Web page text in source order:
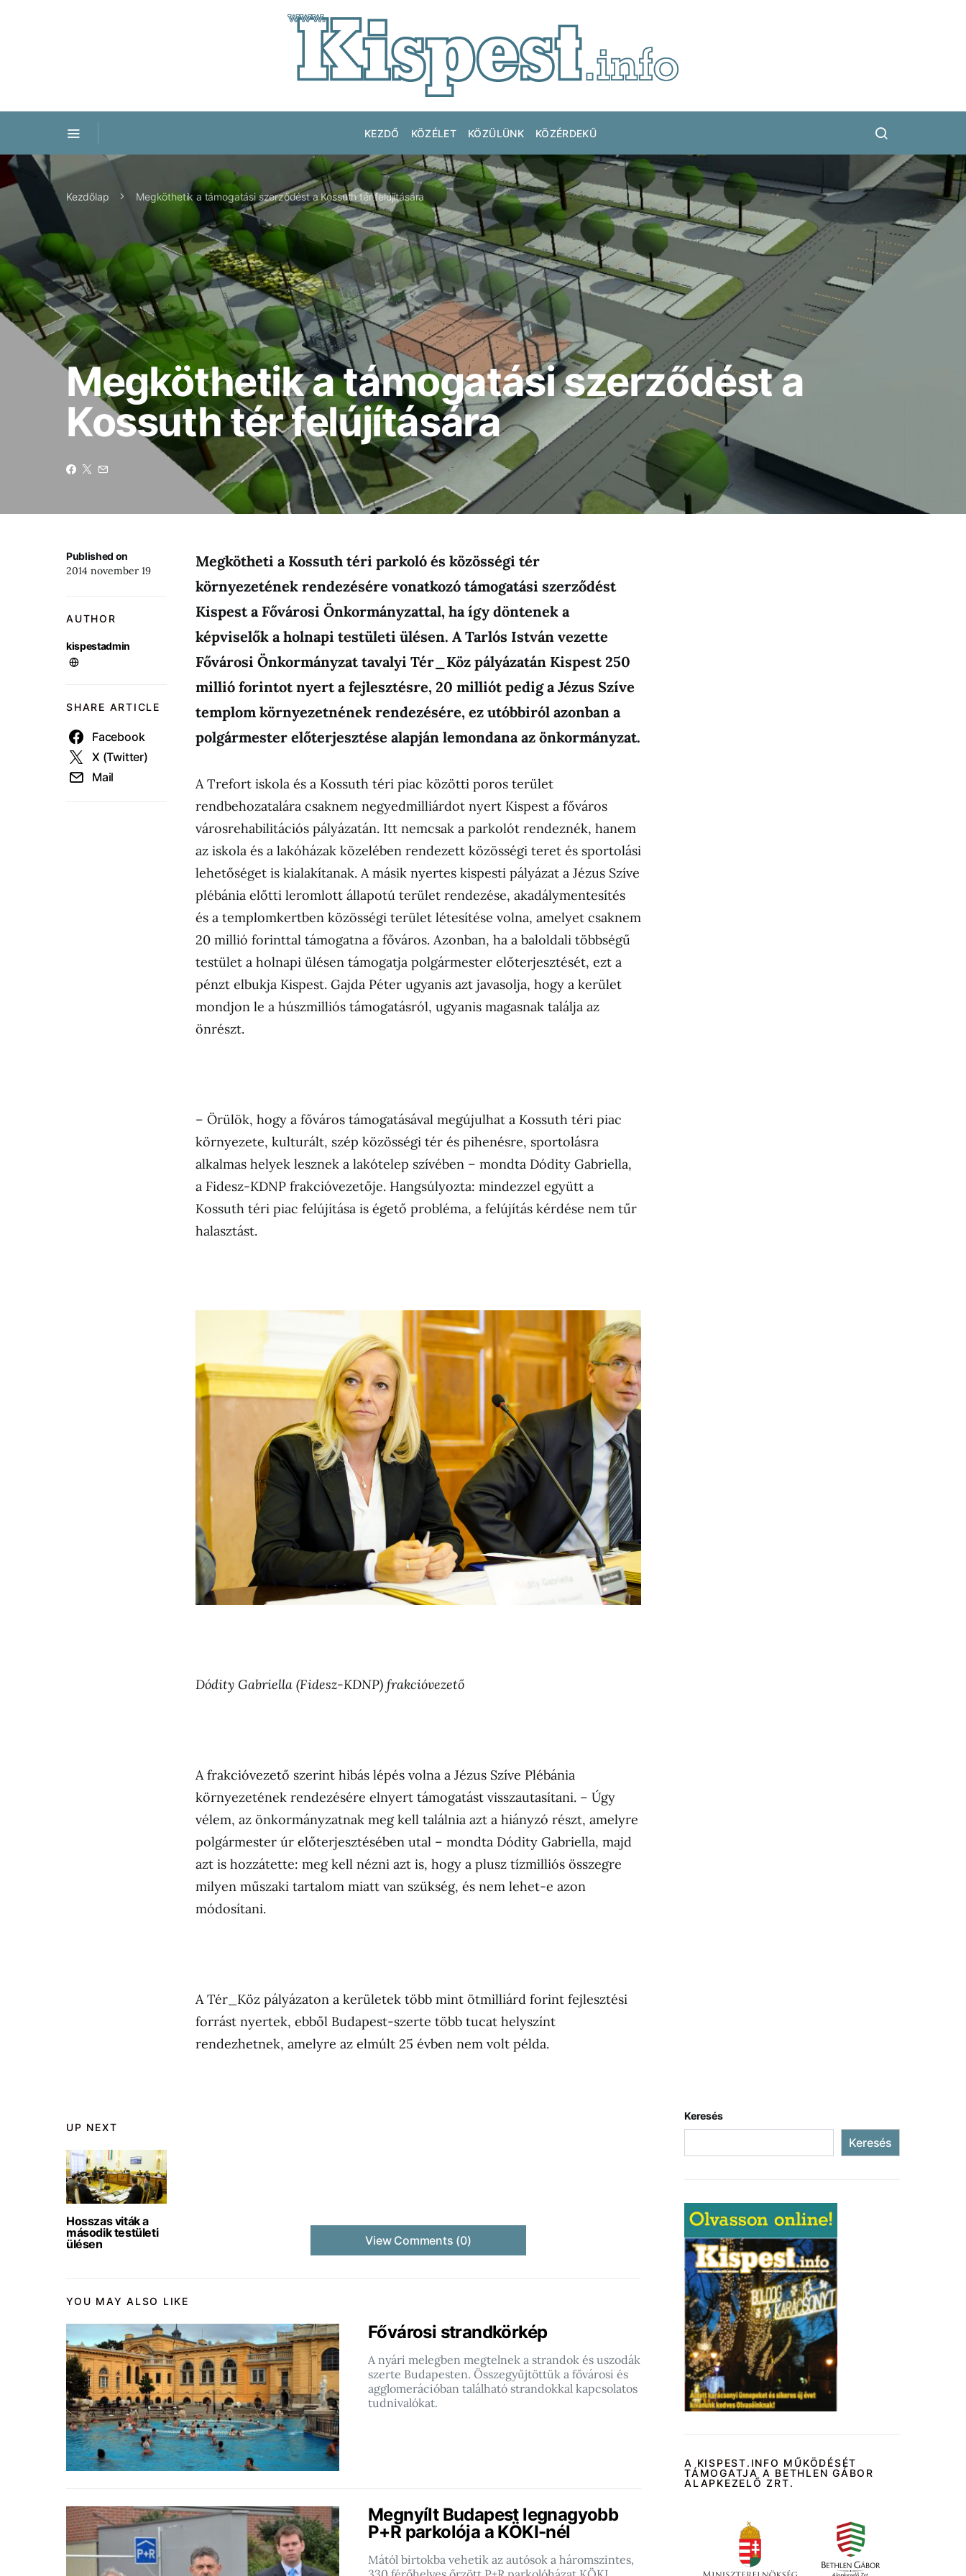
KEZDŐ KÖZÉLET KÖZÜLÜNK KÖZÉRDEKŰ
Kezdőlap Megköthetik a támogatási szerződést a Kossuth tér felújítására
Megköthetik a támogatási szerződést a
Kossuth tér felújítására
UP NEXT
Hosszas viták a
második testületi
ülésen
Published on
2014 november 19
AUTHOR
kispestadmin
SHARE ARTICLE
Facebook
X (Twitter)
Mail
Megkötheti a Kossuth téri parkoló és közösségi tér
környezetének rendezésére vonatkozó támogatási szerződést
Kispest a Fővárosi Önkormányzattal, ha így döntenek a
képviselők a holnapi testületi ülésen. A Tarlós István vezette
Fővárosi Önkormányzat tavalyi Tér_Köz pályázatán Kispest 250
millió forintot nyert a fejlesztésre, 20 milliót pedig a Jézus Szíve
templom környezetnének rendezésére, ez utóbbiról azonban a
polgármester előterjesztése alapján lemondana az önkormányzat.
A Trefort iskola és a Kossuth téri piac közötti poros terület
rendbehozatalára csaknem negyedmilliárdot nyert Kispest a főváros
városrehabilitációs pályázatán. Itt nemcsak a parkolót rendeznék, hanem
az iskola és a lakóházak közelében rendezett közösségi teret és sportolási
lehetőséget is kialakítanak. A másik nyertes kispesti pályázat a Jézus Szíve
plébánia előtti leromlott állapotú terület rendezése, akadálymentesítés
és a templomkertben közösségi terület létesítése volna, amelyet csaknem
20 millió forinttal támogatna a főváros. Azonban, ha a baloldali többségű
testület a holnapi ülésen támogatja polgármester előterjesztését, ezt a
pénzt elbukja Kispest. Gajda Péter ugyanis azt javasolja, hogy a kerület
mondjon le a húszmilliós támogatásról, ugyanis magasnak találja az
önrészt.
– Örülök, hogy a főváros támogatásával megújulhat a Kossuth téri piac
környezete, kulturált, szép közösségi tér és pihenésre, sportolásra
alkalmas helyek lesznek a lakótelep szívében – mondta Dódity Gabriella,
a Fidesz-KDNP frakcióvezetője. Hangsúlyozta: mindezzel együtt a
Kossuth téri piac felújítása is égető probléma, a felújítás kérdése nem tűr
halasztást.
Dódity Gabriella (Fidesz-KDNP) frakcióvezető
A frakcióvezető szerint hibás lépés volna a Jézus Szíve Plébánia
környezetének rendezésére elnyert támogatást visszautasítani. – Úgy
vélem, az önkormányzatnak meg kell találnia azt a hiányzó részt, amelyre
polgármester úr előterjesztésében utal – mondta Dódity Gabriella, majd
azt is hozzátette: meg kell nézni azt is, hogy a plusz tízmilliós összegre
milyen műszaki tartalom miatt van szükség, és nem lehet-e azon
módosítani.
A Tér_Köz pályázaton a kerületek több mint ötmilliárd forint fejlesztési
forrást nyertek, ebből Budapest-szerte több tucat helyszínt
rendezhetnek, amelyre az elmúlt 25 évben nem volt példa.
View Comments (0)
YOU MAY ALSO LIKE
Fővárosi strandkörkép
A nyári melegben megtelnek a strandok és uszodák
szerte Budapesten. Összegyűjtöttük a fővárosi és
agglomerációban található strandokkal kapcsolatos
tudnivalókat.
Megnyílt Budapest legnagyobb
P+R parkolója a KÖKI-nél
Mától birtokba vehetik az autósok a háromszintes,
Keresés
Keresés
A KISPEST.INFO MŰKÖDÉSÉT
TÁMOGATJA A BETHLEN GÁBOR
ALAPKEZELŐ ZRT.